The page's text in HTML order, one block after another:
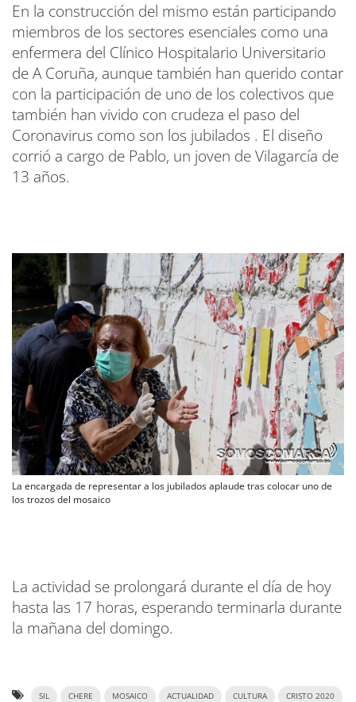
En la construcción del mismo están participando
miembros de los sectores esenciales como una
enfermera del Clínico Hospitalario Universitario
de A Coruña, aunque también han querido contar
con la participación de uno de los colectivos que
también han vivido con crudeza el paso del
Coronavirus como son los jubilados . El diseño
corrió a cargo de Pablo, un joven de Vilagarcía de
13 años.
La encargada de representar a los jubilados aplaude tras colocar uno de
los trozos del mosaico
La actividad se prolongará durante el día de hoy
hasta las 17 horas, esperando terminarla durante
la mañana del domingo.
SIL CHERE MOSAICO ACTUALIDAD CULTURA CRISTO 2020